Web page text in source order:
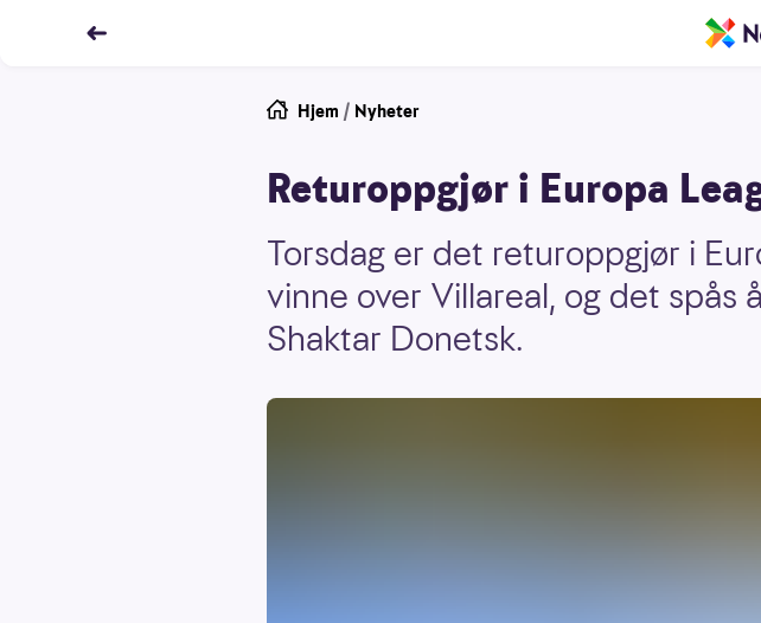
Hjem / Nyheter
Returoppgjør i Europa
Torsdag er det returoppgjør i
vinne over Villareal, og det spås
Shaktar Donetsk.